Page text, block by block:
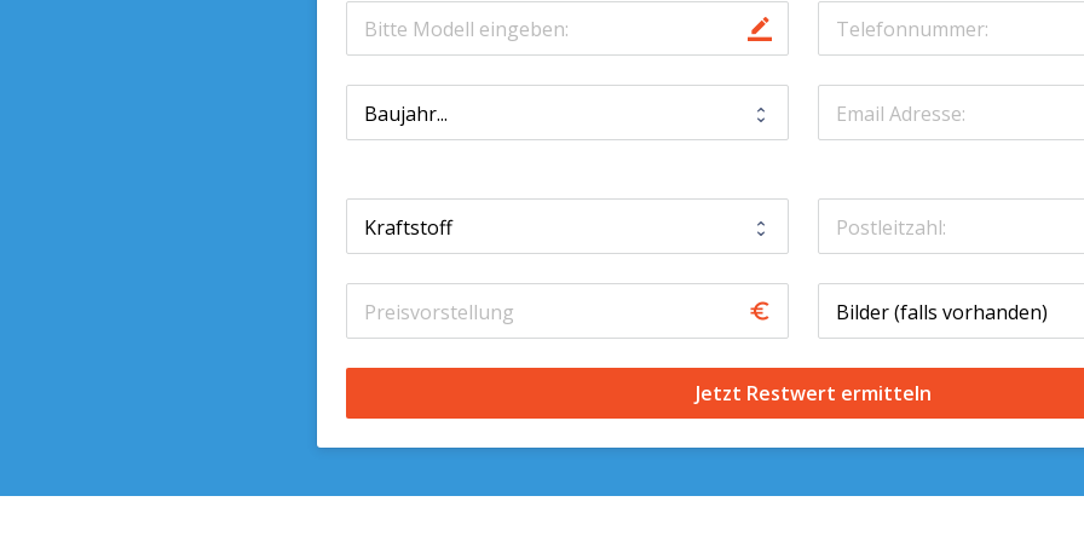
border_color
euro_symbol
Jetzt Restwert ermitteln